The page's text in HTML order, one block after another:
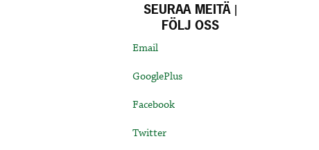
SEURAA MEITÄ |
FÖLJ OSS
Email
GooglePlus
Facebook
Twitter